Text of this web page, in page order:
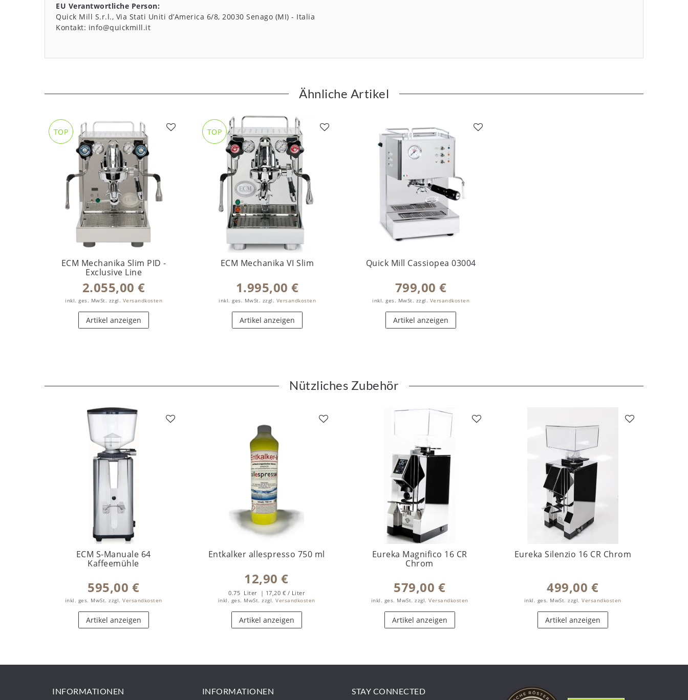
EU Verantwortliche Person:
Quick Mill S.r.l. Via Stati Uniti d’America 6/8 20030 Senago (MI)
Italia
Kontakt: info@quickmill.it
Ähnliche Artikel
TOP
ECM Mechanika Slim PID -
Exclusive Line
2.055,00 €
inkl. ges. MwSt. zzgl. Versandkosten
Artikel anzeigen
TOP
ECM Mechanika VI Slim
1.995,00 €
inkl. ges. MwSt. zzgl. Versandkosten
Artikel anzeigen
Quick Mill Cassiopea 03004
799,00 €
inkl. ges. MwSt. zzgl. Versandkosten
Artikel anzeigen
Nützliches Zubehör
ECM S-Manuale 64
Kaffeemühle
595,00 €
inkl. ges. MwSt. zzgl.Versandkosten
Artikel anzeigen
Entkalker allespresso 750 ml
12,90 €
0.75 Liter | 17,20 € / Liter
inkl. ges. MwSt. zzgl.Versandkosten
Artikel anzeigen
Eureka Magnifico 16 CR
Chrom
579,00 €
inkl. ges. MwSt. zzgl.Versandkosten
Artikel anzeigen
Eureka Silenzio 16 CR Chrom
499,00 €
inkl. ges. MwSt. zzgl.Versandkosten
Artikel anzeigen
INFORMATIONEN INFORMATIONEN STAY CONNECTED